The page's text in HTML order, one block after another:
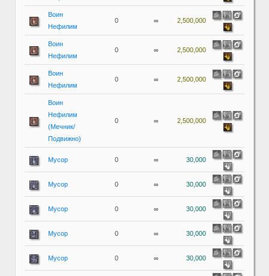
Воин
Нефилим
0 ∞ 2,500,000
Воин
Нефилим
0 ∞ 2,500,000
Воин
Нефилим
0 ∞ 2,500,000
Воин
Нефилим
(Мечник/
Подвижно)
0 ∞ 2,500,000
Мусор 0 ∞ 30,000
Мусор 0 ∞ 30,000
Мусор 0 ∞ 30,000
Мусор 0 ∞ 30,000
Мусор 0 ∞ 30,000